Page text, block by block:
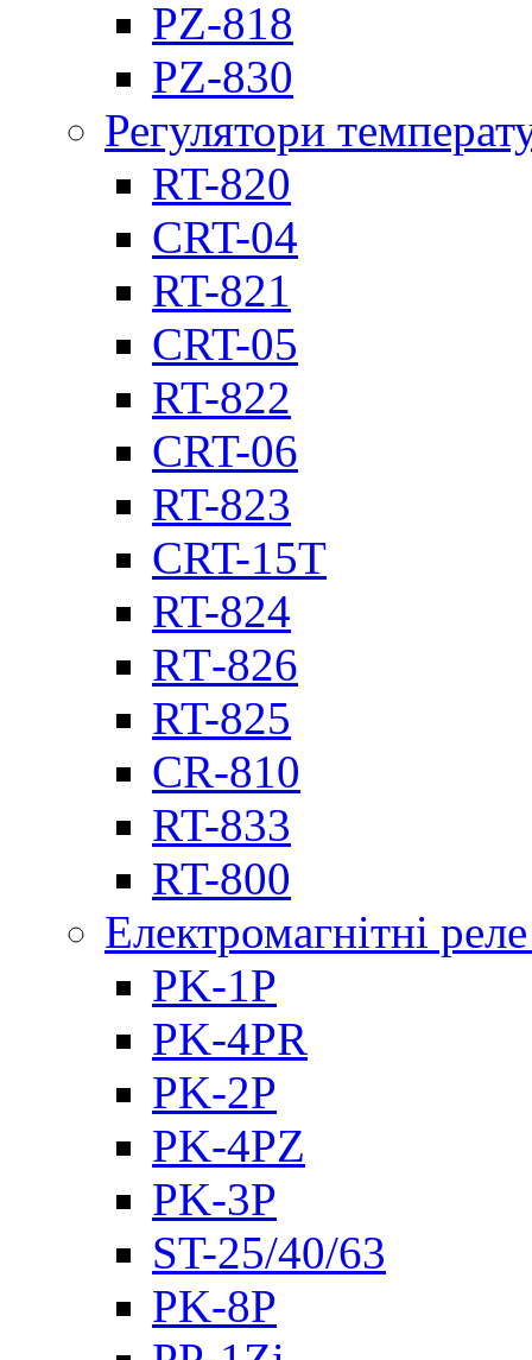
PZ-818
PZ-830
Регулятори
RT-820
CRT-04
RT-821
CRT-05
RT-822
CRT-06
RT-823
CRT-15T
RT-824
RТ-826
RT-825
CR-810
RT-833
RT-800
Електромагнітні
PK-1P
PK-4PR
PK-2Р
PK-4PZ
PK-3Р
ST-25/40/63
PK-8P